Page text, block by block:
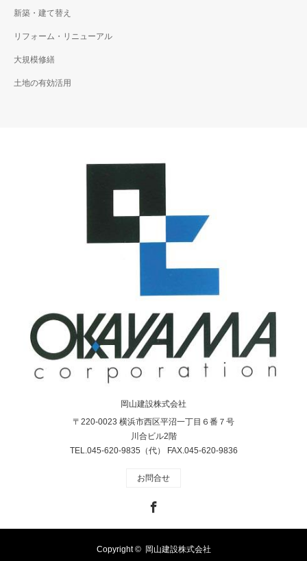
新築・建て替え
リフォーム・リニューアル
大規模修繕
土地の有効活用
岡山建設株式会社
〒220-0023 横浜市西区平沼一丁目６番７号
川合ビル2階
TEL.045-620-9835（代） FAX.045-620-9836
お問合せ
Copyright © 岡山建設株式会社